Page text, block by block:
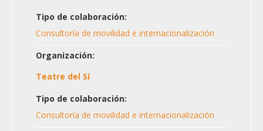
Tipo de colaboración:
Consultoría de movilidad e internacionalización
Organización:
Teatre del Sí
Tipo de colaboración:
Consultoría de movilidad e internacionalización